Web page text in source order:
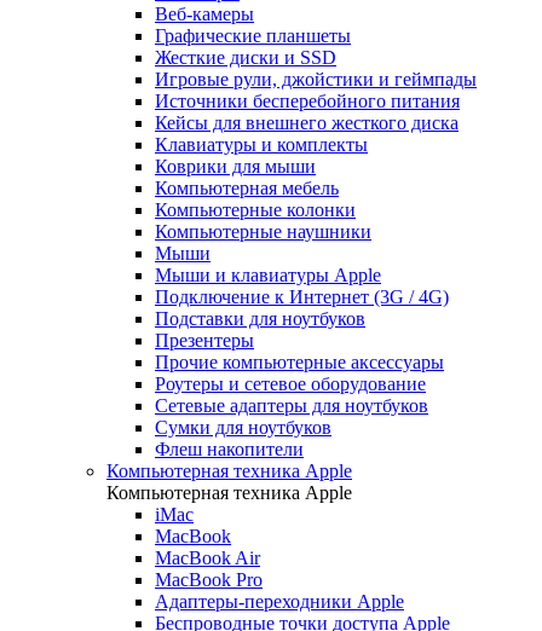
Веб-камеры
Графические планшеты
Жесткие диски и SSD
Игровые рули, джойстики и геймпады
Источники бесперебойного питания
Кейсы для внешнего жесткого диска
Клавиатуры и комплекты
Коврики для мыши
Компьютерная мебель
Компьютерные колонки
Компьютерные наушники
Мыши
Мыши и клавиатуры Apple
Подключение к Интернет (3G / 4G)
Подставки для ноутбуков
Презентеры
Прочие компьютерные аксессуары
Роутеры и сетевое оборудование
Сетевые адаптеры для ноутбуков
Сумки для ноутбуков
Флеш накопители
Компьютерная техника Apple
Компьютерная техника Apple
iMac
MacBook
MacBook Air
MacBook Pro
Адаптеры-переходники Apple
Беспроводные точки доступа Apple